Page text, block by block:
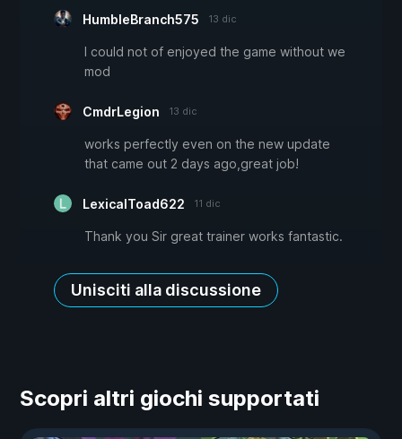
HumbleBranch575 13 dic
I could not of enjoyed the game without we
mod
CmdrLegion 13 dic
works perfectly even on the new update
that came out 2 days ago,great job!
LexicalToad622 11 dic
Thank you Sir great trainer works fantastic.
Unisciti alla discussione
Scopri altri giochi supportati